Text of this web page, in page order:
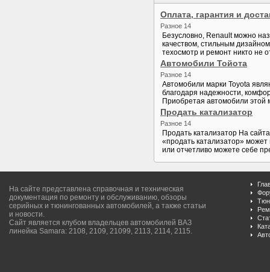
Оплата, гарантия и
Разное 14
Безусловно, Renault можно
качеством, стильным
техосмотр и ремонт никто не
Автомобили Тойота
Разное 14
Автомобили марки Toyota
благодаря надежности,
Приобретая автомобили этой
Продать катализатор
Разное 14
Продать катализатор На
«продать катализатор»
или отчетливо можете себе
На сайте представлена справочная и техническая
документация по ремонту и обслуживанию, обзоры
серийных и тюнингованных автомобилей, а также статьи
и новости.
Сайт является клубом владельцев автомобилей ВАЗ
линейка Samara: 2108, 2109, 21099, 2113, 2114, 2115.